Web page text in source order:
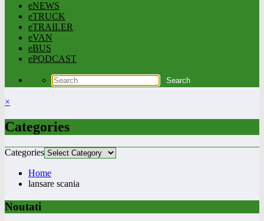
eNEWS
eTRUCK
eTRAILER
eVAN
eBUS
ePODCAST
×
Categories
Categories
Home
lansare scania
Noutati